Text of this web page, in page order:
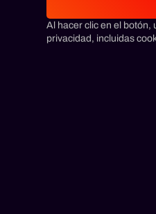
Al hacer clic en el botón,
privacidad, incluidas